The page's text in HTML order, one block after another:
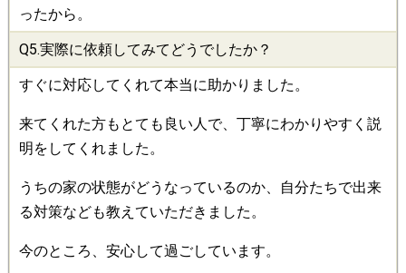
ったから。
Q5.実際に依頼してみてどうでしたか？
すぐに対応してくれて本当に助かりました。
来てくれた方もとても良い人で、丁寧にわかりやすく説
明をしてくれました。
うちの家の状態がどうなっているのか、自分たちで出来
る対策なども教えていただきました。
今のところ、安心して過ごしています。